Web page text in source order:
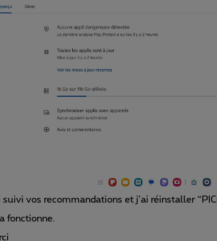
suivi vos recommandations et j’ai réinstaller
fonctionne.